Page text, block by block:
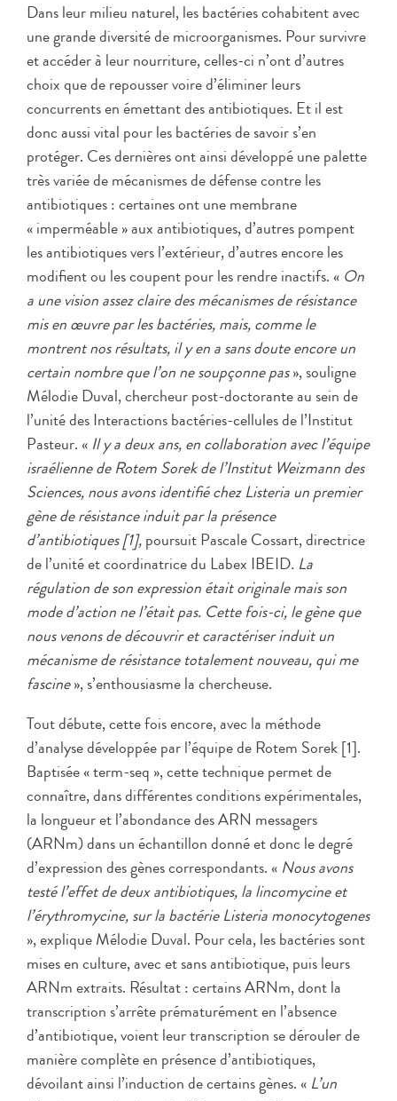
Dans leur milieu naturel, les bactéries cohabitent avec
une grande diversité de microorganismes. Pour survivre
et accéder à leur nourriture, celles-ci n’ont d’autres
choix que de repousser voire d’éliminer leurs
concurrents en émettant des antibiotiques. Et il est
donc aussi vital pour les bactéries de savoir s’en
protéger. Ces dernières ont ainsi développé une palette
très variée de mécanismes de défense contre les
antibiotiques : certaines ont une membrane
« imperméable » aux antibiotiques, d’autres pompent
les antibiotiques vers l’extérieur, d’autres encore les
modifient ou les coupent pour les rendre inactifs. « On
a une vision assez claire des mécanismes de résistance
mis en œuvre par les bactéries, mais, comme le
montrent nos résultats, il y en a sans doute encore un
certain nombre que l’on ne soupçonne pas», souligne
Mélodie Duval, chercheur post-doctorante au sein de
l’unité des Interactions bactéries-cellules de l’Institut
Pasteur. « Il y a deux ans, en collaboration avec l’équipe
israélienne de Rotem Sorek de l’Institut Weizmann des
Sciences, nous avons identifié chez Listeria un premier
gène de résistance induit par la présence
d’antibiotiques [1],poursuit Pascale Cossart, directrice
de l’unité et coordinatrice du Labex IBEID. La
régulation de son expression était originale mais son
mode d’action ne l’était pas. Cette fois-ci, le gène que
nous venons de découvrir et caractériser induit un
mécanisme de résistance totalement nouveau, qui me
fascine», s’enthousiasme la chercheuse.
Tout débute, cette fois encore, avec la méthode
d’analyse développée par l’équipe de Rotem Sorek [1].
Baptisée « term-seq », cette technique permet de
connaître, dans différentes conditions expérimentales,
la longueur et l’abondance des ARN messagers
(ARNm) dans un échantillon donné et donc le degré
d’expression des gènes correspondants. « Nous avons
testé l’effet de deux antibiotiques, la lincomycine et
l’érythromycine, sur la bactérie Listeria monocytogenes
», explique Mélodie Duval. Pour cela, les bactéries sont
mises en culture, avec et sans antibiotique, puis leurs
ARNm extraits. Résultat : certains ARNm, dont la
transcription s’arrête prématurément en l’absence
d’antibiotique, voient leur transcription se dérouler de
manière complète en présence d’antibiotiques,
dévoilant ainsi l’induction de certains gènes. « L’un